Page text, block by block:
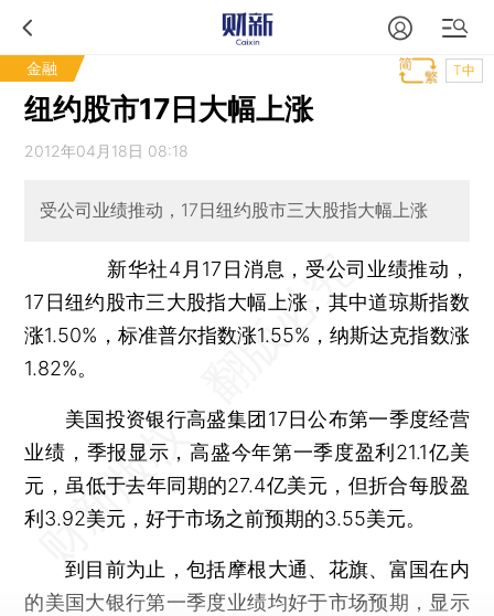
金融 T中
纽约股市17日大幅上涨
2012年04月18日 08:18
受公司业绩推动，17日纽约股市三大股指大幅上涨
新华社4月17日消息，受公司业绩推动，
17日纽约股市三大股指大幅上涨，其中道琼斯指数
涨1.50%，标准普尔指数涨1.55%，纳斯达克指数涨
1.82%。
美国投资银行高盛集团17日公布第一季度经营
业绩，季报显示，高盛今年第一季度盈利21.1亿美
元，虽低于去年同期的27.4亿美元，但折合每股盈
利3.92美元，好于市场之前预期的3.55美元。
到目前为止，包括摩根大通、花旗、富国在内
的美国大银行第一季度业绩均好于市场预期，显示